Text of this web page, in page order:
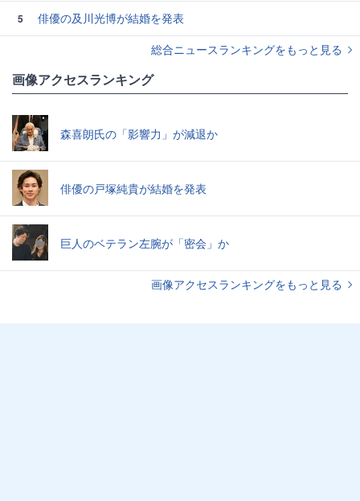
5
俳優の及川光博が結婚を発表
総合ニュースランキングをもっと見る
画像アクセスランキング
森喜朗氏の「影響力」が減退か
俳優の戸塚純貴が結婚を発表
巨人のベテラン左腕が「密会」か
画像アクセスランキングをもっと見る